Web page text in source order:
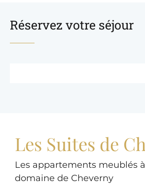
Réservez votre séjour
Les Suites de
Les appartements meublés
domaine de Cheverny